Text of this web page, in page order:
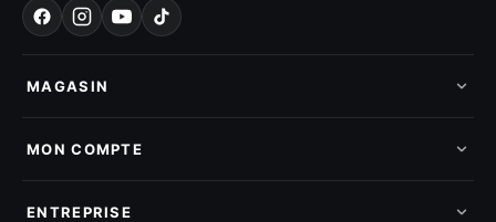
MAGASIN
Nos marques
Pads de polissage
Pièces détachées
MON COMPTE
Mes tickets SAV
ENTREPRISE